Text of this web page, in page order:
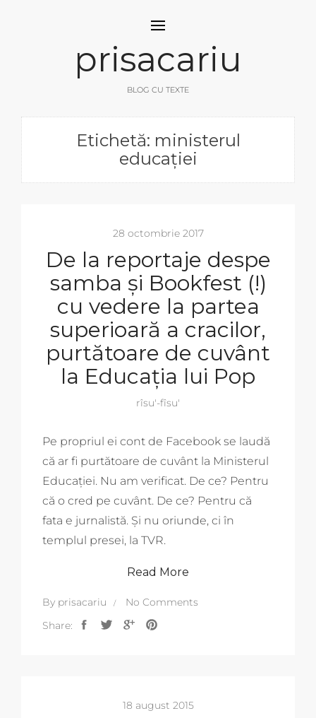
prisacariu
BLOG CU TEXTE
Etichetă: ministerul
educației
28 octombrie 2017
De la reportaje despe
samba și Bookfest (!)
cu vedere la partea
superioară a cracilor,
purtătoare de cuvânt
la Educația lui Pop
rîsu'-fîsu'
Pe propriul ei cont de Facebook se laudă
că ar fi purtătoare de cuvânt la Ministerul
Educației. Nu am verificat. De ce? Pentru
că o cred pe cuvânt. De ce? Pentru că
fata e jurnalistă. Și nu oriunde, ci în
templul presei, la TVR.
Read More
By prisacariu
No Comments
Share:
18 august 2015